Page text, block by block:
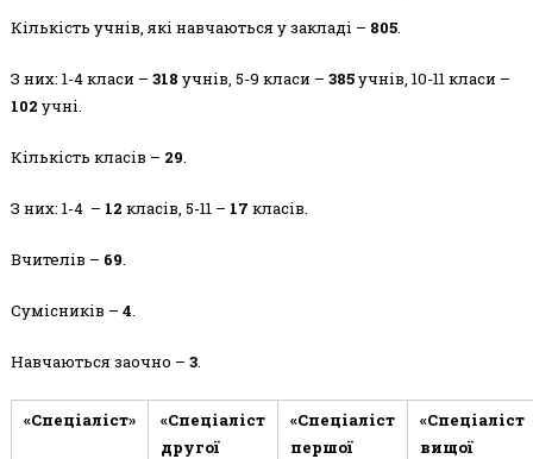
Кількість учнів, які навчаються у закладі – 805.
З них: 1-4 класи – 318 учнів, 5-9 класи – 385учнів, 10-11 класи –
102 учні.
Кількість класів – 29.
З них: 1-4 – 12 класів, 5-11 – 17 класів.
Вчителів – 69.
Сумісників – 4.
Навчаються заочно – 3.
«Спеціаліст»
«Спеціаліст
другої
«Спеціаліст
першої
«Спеціаліст
вищої